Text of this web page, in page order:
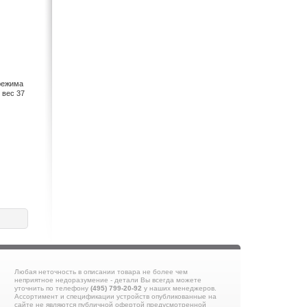
вес 37
Любая неточность в описании товара не более чем
неприятное недоразумение - детали Вы всегда можете
уточнить по телефону (495) 799-20-92 у наших менеджеров.
Ассортимент и спецификации устройств опубликованные на
сайте не являются публичной офертой предусмотренной